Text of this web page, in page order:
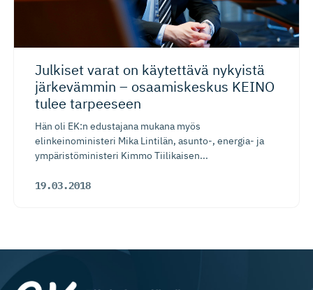
Julkiset varat on käytettävä nykyistä
järkevämmin – osaamiskeskus KEINO
tulee tarpeeseen
Hän oli EK:n edustajana mukana myös
elinkeinoministeri Mika Lintilän, asunto-, energia- ja
ympäristöministeri Kimmo Tiilikaisen...
19.03.2018